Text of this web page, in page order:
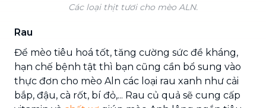
Các loại thịt tươi cho mèo ALN.
Rau
Để mèo tiêu hoá tốt, tăng cường sức đề kháng,
hạn chế bệnh tật thì bạn cũng cần bổ sung vào
thực đơn cho mèo Aln các loại rau xanh như cải
bắp, đậu, cà rốt, bí đỏ,... Rau củ quả sẽ cung cấp